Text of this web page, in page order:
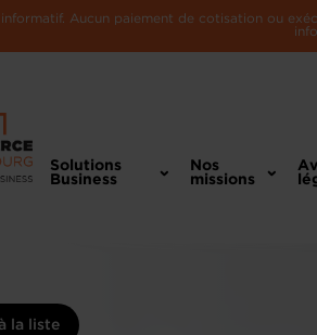
Aucun paiement de cotisation ou
Solutions
Business
Nos
missions
la liste